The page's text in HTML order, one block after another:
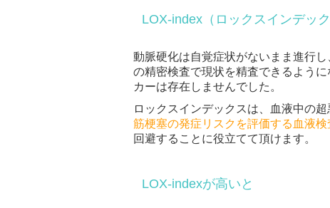
LOX-index（ロックスインデッ
動脈硬化は自覚症状がないまま進行
の精密検査で現状を精査できるよう
カーは存在しませんでした。
ロックスインデックスは、血液中の
筋梗塞の発症リスクを評価する血液検
回避することに役立てて頂けます。
LOX-indexが高いと